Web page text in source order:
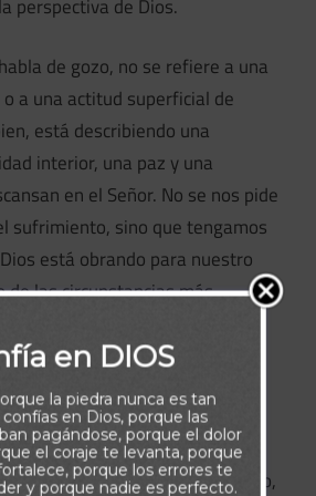
perspectiva de Dios.
de gozo, no se refiere a una
a una actitud superficial de
está describiendo una
interior, una paz y una
en el Señor. No se nos pide
sufrimiento, sino que tengamos
está obrando para nuestro
de las circunstancias más
enfrentamos las pruebas
a ser cuando estas
fe es probada, el
Y al comprender esto,
en DIOS
la piedra nunca es tan
en Dios, porque las
pagándose, porque el dolor
el coraje te levanta, porque
porque los errores te
y porque nadie es perfecto.